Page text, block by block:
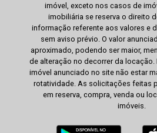
imóvel, exceto nos casos de
imobiliária se reserva o direito
informação referente aos valores e
sem aviso prévio. O valor
aproximado, podendo ser maior,
de alteração no decorrer da locação.
imóvel anunciado no site não estar
rotatividade. As solicitações feitas
em reserva, compra, venda ou
imóveis.